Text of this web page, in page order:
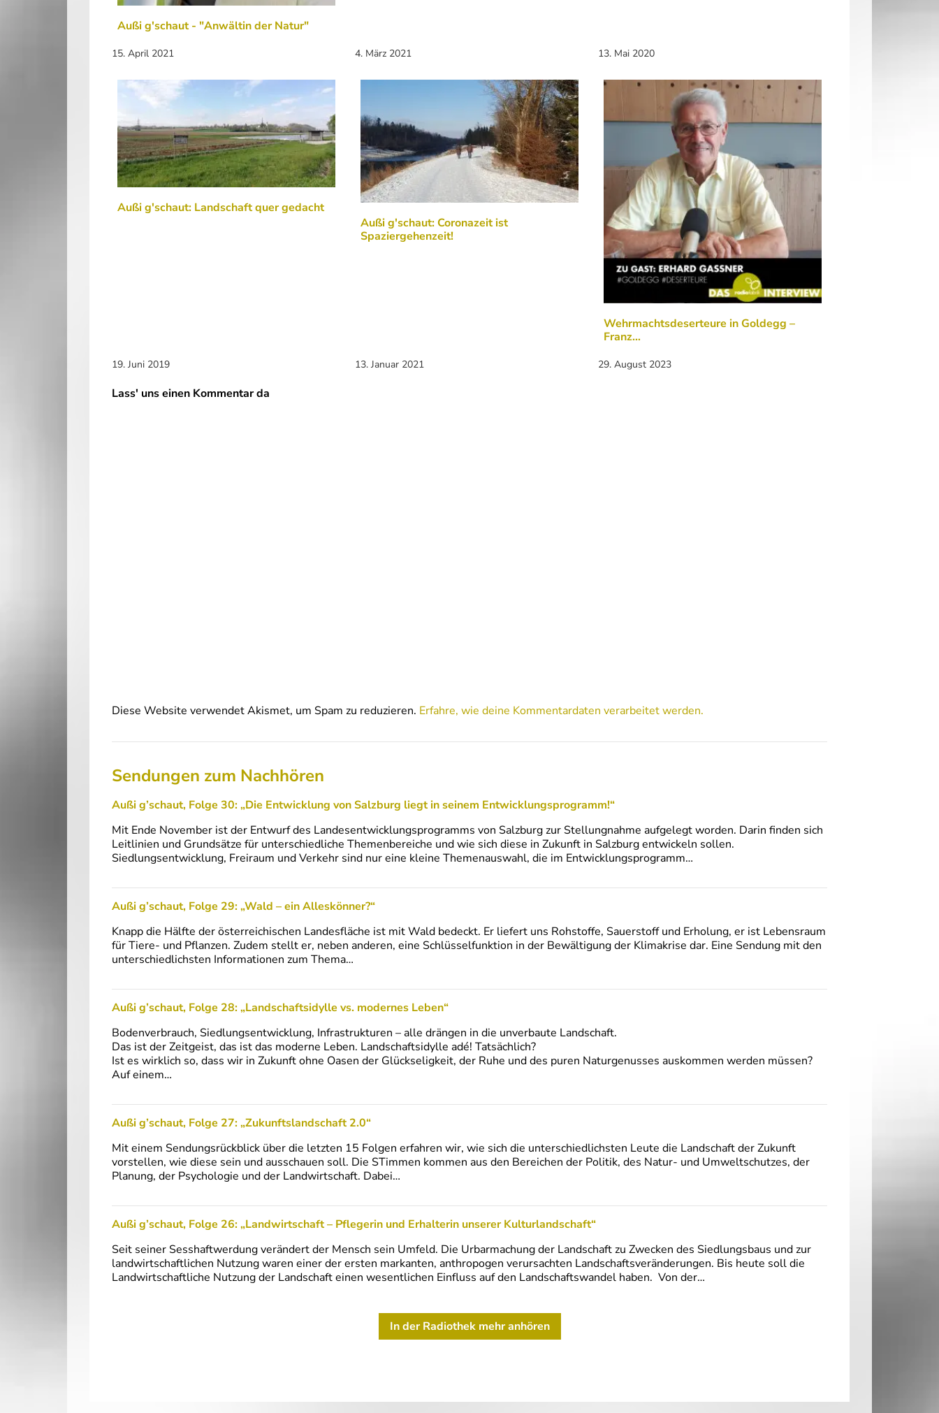
Außi g'schaut - "Anwältin der Natur"
15. April 2021 4. März 2021 13. Mai 2020
Außi g'schaut: Landschaft quer gedacht
19. Juni 2019
Außi g'schaut: Coronazeit ist
Spaziergehenzeit!
13. Januar 2021
Wehrmachtsdeserteure in Goldegg –
Franz…
29. August 2023
Lass' uns einen Kommentar da
Diese Website verwendet Akismet, um Spam zu reduzieren. Erfahre, wie deine Kommentardaten verarbeitet werden.
Sendungen zum Nachhören
Außi g’schaut, Folge 30: „Die Entwicklung von Salzburg liegt in seinem Entwicklungsprogramm!“
Mit Ende November ist der Entwurf des Landesentwicklungsprogramms von Salzburg zur Stellungnahme aufgelegt worden. Darin finden sich
Leitlinien und Grundsätze für unterschiedliche Themenbereiche und wie sich diese in Zukunft in Salzburg entwickeln sollen.
Siedlungsentwicklung, Freiraum und Verkehr sind nur eine kleine Themenauswahl, die im Entwicklungsprogramm…
Außi g’schaut, Folge 29: „Wald – ein Alleskönner?“
Knapp die Hälfte der österreichischen Landesfläche ist mit Wald bedeckt. Er liefert uns Rohstoffe, Sauerstoff und Erholung, er ist Lebensraum
für Tiere- und Pflanzen. Zudem stellt er, neben anderen, eine Schlüsselfunktion in der Bewältigung der Klimakrise dar. Eine Sendung mit den
unterschiedlichsten Informationen zum Thema…
Außi g’schaut, Folge 28: „Landschaftsidylle vs. modernes Leben“
Bodenverbrauch, Siedlungsentwicklung, Infrastrukturen – alle drängen in die unverbaute Landschaft.
Das ist der Zeitgeist, das ist das moderne Leben. Landschaftsidylle adé! Tatsächlich?
Ist es wirklich so, dass wir in Zukunft ohne Oasen der Glückseligkeit, der Ruhe und des puren Naturgenusses auskommen werden müssen?
Auf einem…
Außi g’schaut, Folge 27: „Zukunftslandschaft 2.0“
Mit einem Sendungsrückblick über die letzten 15 Folgen erfahren wir, wie sich die unterschiedlichsten Leute die Landschaft der Zukunft
vorstellen, wie diese sein und ausschauen soll. Die STimmen kommen aus den Bereichen der Politik, des Natur- und Umweltschutzes, der
Planung, der Psychologie und der Landwirtschaft. Dabei…
Außi g’schaut, Folge 26: „Landwirtschaft – Pflegerin und Erhalterin unserer Kulturlandschaft“
Seit seiner Sesshaftwerdung verändert der Mensch sein Umfeld. Die Urbarmachung der Landschaft zu Zwecken des Siedlungsbaus und zur
landwirtschaftlichen Nutzung waren einer der ersten markanten, anthropogen verursachten Landschaftsveränderungen. Bis heute soll die
Landwirtschaftliche Nutzung der Landschaft einen wesentlichen Einfluss auf den Landschaftswandel haben. Von der…
In der Radiothek mehr anhören